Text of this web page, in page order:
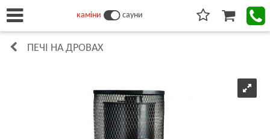
каміни сауни
ПЕЧІ НА ДРОВАХ